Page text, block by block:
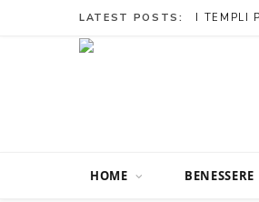
LATEST POSTS:
HOME BENESSERE